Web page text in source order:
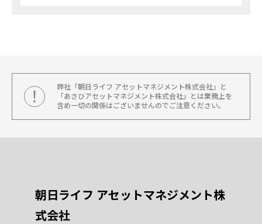
弊社「朝日ライフ アセットマネジメント株式会社」と
「あさひアセットマネジメント株式会社」とは業務上を
含め一切の関係はございませんのでご注意ください。
朝日ライフ アセットマネジメント株
式会社